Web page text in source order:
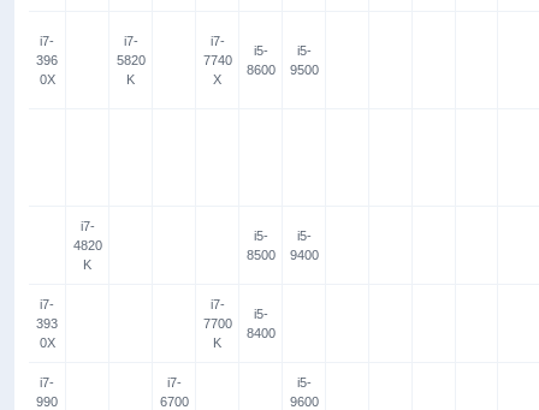
i7-
396
0X
i7-
5820
K
i7-
7740
X
i5-
8600
i5-
9500
i7-
4820
K
i5-
8500
i5-
9400
i7-
393
0X
i7-
7700
K
i5-
8400
i7-
990
i7-
6700
i5-
9600